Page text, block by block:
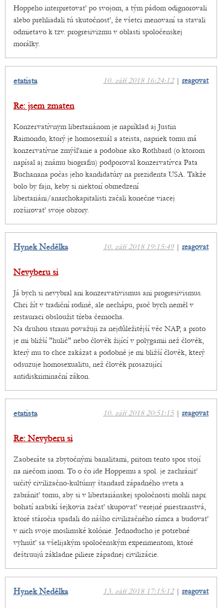
Hoppeho interpretovať po svojom, a tým pádom odignorovali
alebo prehliadali tú skutočnosť, že všetci menovaní sa stavali
odmietavo k tzv. progresivizmu v oblasti spoločenskej
morálky.
10. září 2018 16:24:12| reagovat
etatista
Re: jsem zmaten
Konzervatívnym libertariánom je napríklad aj Justin
Raimondo, ktorý je homosexuál a ateista, napriek tomu má
konzervatívne zmýšľanie a podobne ako Rothbard (o ktorom
napísal aj známu biografiu) podporoval konzervatívca Pata
Buchanana počas jeho kandidatúry na prezidenta USA. Takže
bolo by fajn, keby si niektorí obmedzení
libertariáni/anarchokapitalisti začali konečne viacej
rozširovať svoje obzory.
10. září 2018 19:15:49| reagovat
Hynek Nedělka
Nevyberu si
Já bych si nevybral ani konzervativismus ani progresivismus.
Chci žít v tradiční rodině, ale nechápu, proč bych neměl v
restauraci obsloužit třeba černocha.
Na druhou stranu považuji za nejdůležitější věc NAP, a proto
je mi bližší "hulič" nebo člověk žijící v polygamii než člověk,
který mu to chce zakázat a podobně je mi bližší člověk, který
odsuzuje homosexualitu, než člověk prosazující
antidiskriminační zákon.
10. září 2018 20:51:15| reagovat
etatista
Re: Nevyberu si
Zaoberáte sa zbytočnými banalitami, pritom tento spor stojí
na niečom inom. To o čo ide Hoppemu a spol. je zachrániť
určitý civilizačno-kultúrny štandard západného sveta a
zabrániť tomu, aby si v libertariánskej spoločnosti mohli napr.
bohatí arabskí šejkovia začať skupovať verejné priestranstvá,
ktoré stáročia spadali do nášho civilizačného rámca a budovať
v nich svoje moslimské kolónie. Jednoducho je potrebné
vyhnúť sa všelijakým spoločenským experimentom, ktoré
deštruujú základne piliere západnej civilizácie.
13. září 2018 17:15:12| reagovat
Hynek Nedělka